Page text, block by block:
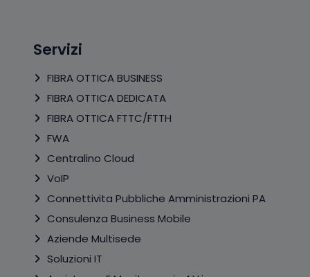
Servizi
FIBRA OTTICA BUSINESS
FIBRA OTTICA DEDICATA
FIBRA OTTICA FTTC/FTTH
FWA
Centralino Cloud
VoIP
Connettivita Pubbliche Amministrazioni PA
Consulenza Business Mobile
Aziende Multisede
Soluzioni IT